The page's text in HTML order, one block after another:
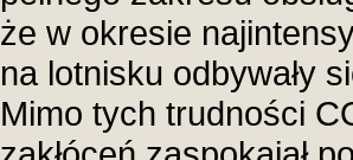
że w okresie
na lotnisku odbywały
Mimo tych trudności